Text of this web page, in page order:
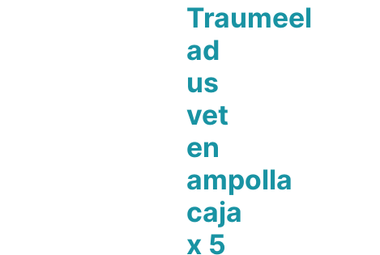
Traumeel
ad
us
vet
en
ampolla
caja
x 5